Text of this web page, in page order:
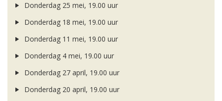
Donderdag 25 mei, 19.00 uur
Donderdag 18 mei, 19.00 uur
Donderdag 11 mei, 19.00 uur
Donderdag 4 mei, 19.00 uur
Donderdag 27 april, 19.00 uur
Donderdag 20 april, 19.00 uur